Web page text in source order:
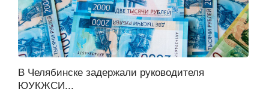
В Челябинске задержали руководителя
ЮУКЖСИ...